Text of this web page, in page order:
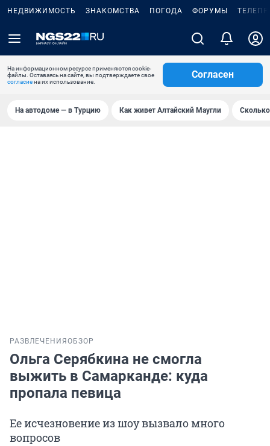
НЕДВИЖИМОСТЬ ЗНАКОМСТВА ПОГОДА ФОРУМЫ
На информационном ресурсе применяются cookie-
файлы. Оставаясь на сайте, вы подтверждаете свое
согласиена их использование.
Согласен
На автодоме — в Турцию Как живет Алтайский Маугли
РАЗВЛЕЧЕНИЯ ОБЗОР
Ольга Серябкина не смогла
выжить в Самарканде: куда
пропала певица
Ее исчезновение из шоу вызвало много
вопросов